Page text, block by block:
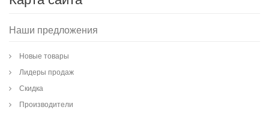
Наши предложения
Новые товары
Лидеры продаж
Скидка
Производители